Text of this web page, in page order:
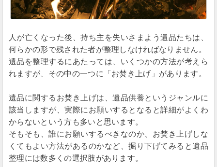
人が亡くなった後、持ち主を失いさまよう遺品たちは、
何らかの形で残された者が整理しなければなりません。
遺品を整理するにあたっては、いくつかの方法が考えら
れますが、その中の一つに「お焚き上げ」があります。
遺品に関するお焚き上げは、遺品供養というジャンルに
該当しますが、実際にお願いするとなると詳細がよくわ
からないという方も多いと思います。
そもそも、誰にお願いするべきなのか、お焚き上げしな
くてもよい方法があるのかなど、掘り下げてみると遺品
整理には数多くの選択肢があります。